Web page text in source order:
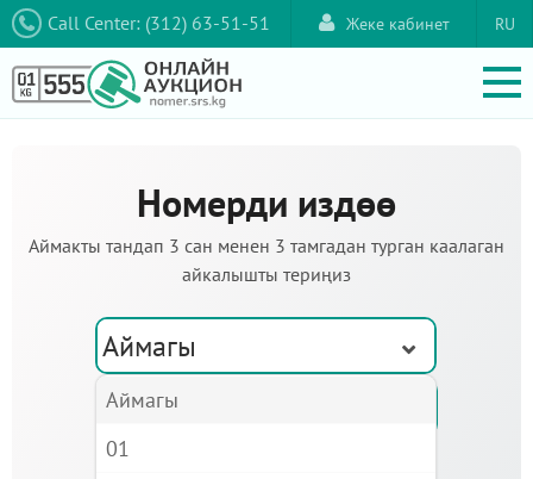
Call Center: (312) 63-51-51 RU
Жеке кабинет
Номерди издөө
Аймакты тандап 3 сан менен 3 тамгадан турган каалаган
айкалышты териңиз
Аймагы
Аймагы
01